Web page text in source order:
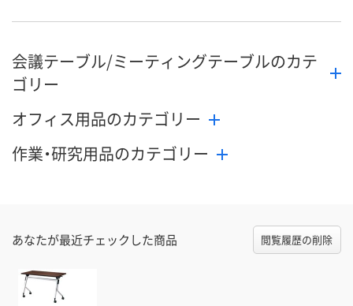
カゴへ カゴへ カ
会議テーブル/ミーティングテーブルのカテ
ゴリー
オフィス用品のカテゴリー
作業・研究用品のカテゴリー
あなたが最近チェックした商品 閲覧履歴の削除